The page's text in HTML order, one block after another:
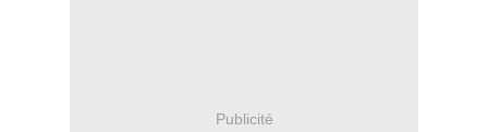
Publicité